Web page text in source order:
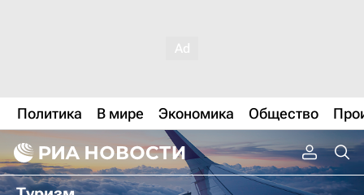
Политика В мире Экономика Общество